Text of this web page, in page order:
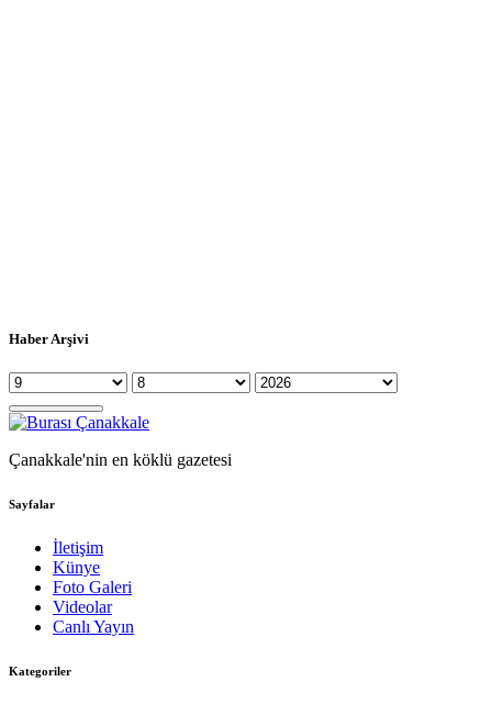
Haber Arşivi
Çanakkale'nin en köklü gazetesi
Sayfalar
İletişim
Künye
Foto Galeri
Videolar
Canlı Yayın
Kategoriler